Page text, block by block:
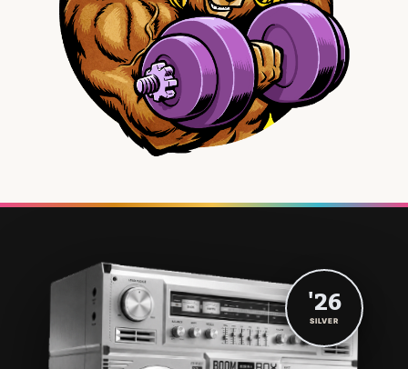
'26
SILVER